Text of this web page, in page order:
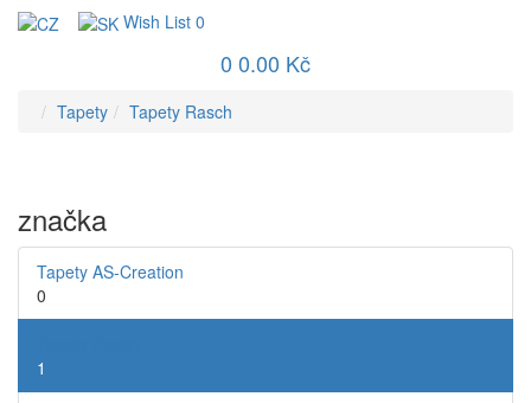
Wish List 0
0 0.00 Kč
Tapety Tapety Rasch
značka
Tapety AS-Creation
0
1